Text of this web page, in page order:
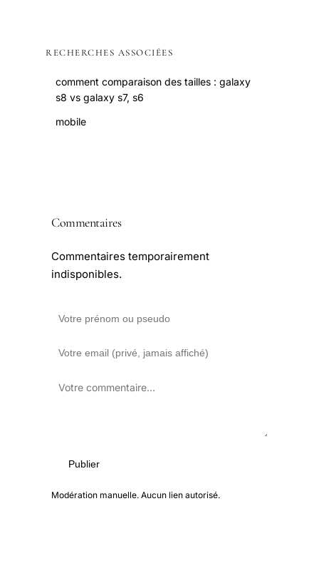
RECHERCHES ASSOCIÉES
comment comparaison des tailles : galaxy
s8 vs galaxy s7, s6
mobile
Commentaires
Commentaires temporairement
indisponibles.
Publier
Modération manuelle. Aucun lien autorisé.